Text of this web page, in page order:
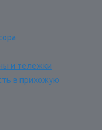
и тележки
в прихожую